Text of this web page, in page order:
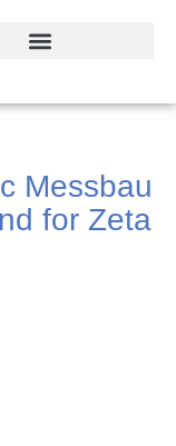
Messbau
for Zeta